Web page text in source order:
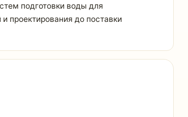
подготовки воды для
проектирования до поставки